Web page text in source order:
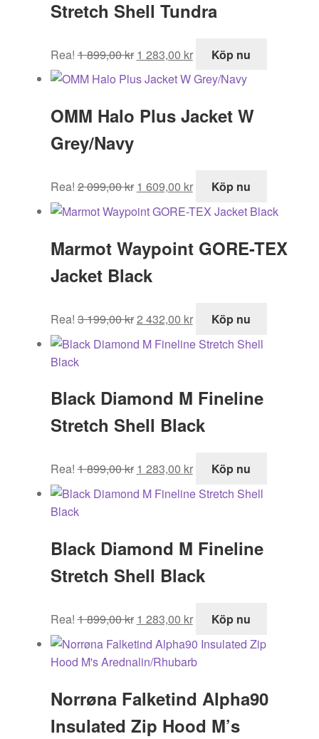
Stretch Shell Tundra
Rea! 1 899,00kr
ursprungliga
priset
1 283,00 kr
nuvarande
priset
1
Köp nu
OMM Halo Plus Jacket W
Grey/Navy
Rea! 2 099,00kr
ursprungliga
priset
2
099,00 kr.
1 609,00 kr
nuvarande
priset
1
Köp nu
Marmot Waypoint GORE-TEX
Jacket Black
Rea! 3 199,00kr
ursprungliga
priset
199,00 kr.
2 432,00 kr
nuvarande
priset
432,00 kr.
Köp nu
Black Diamond M Fineline
Stretch Shell Black
Rea! 1 899,00kr
ursprungliga
priset
899,00 kr.
1 283,00 kr
nuvarande
priset
283,00 kr.
Köp nu
Black Diamond M Fineline
Stretch Shell Black
Rea! 1 899,00kr
ursprungliga
priset
var:
899,00 kr.
1 283,00 kr
nuvarande
priset
är:
283,00 kr.
Köp nu
Norrøna Falketind Alpha90
Insulated Zip Hood M’s